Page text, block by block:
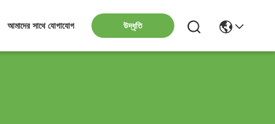
আমাদের সাথে যোগাযোগ উদ্ধৃতি